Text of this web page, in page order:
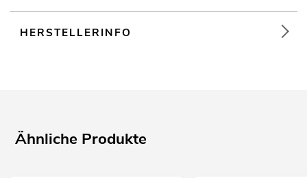
HERSTELLERINFO
Ähnliche Produkte